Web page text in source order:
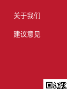
关于我们
建议意见